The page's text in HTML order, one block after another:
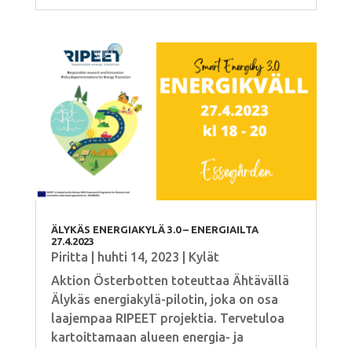
ÄLYKÄS ENERGIAKYLÄ 3.0 – ENERGIAILTA
27.4.2023
Piritta huhti 14, 2023
Kylät
Aktion Österbotten toteuttaa Ähtävällä
Älykäs energiakylä-pilotin, joka on osa
laajempaa RIPEET projektia. Tervetuloa
kartoittamaan alueen energia- ja